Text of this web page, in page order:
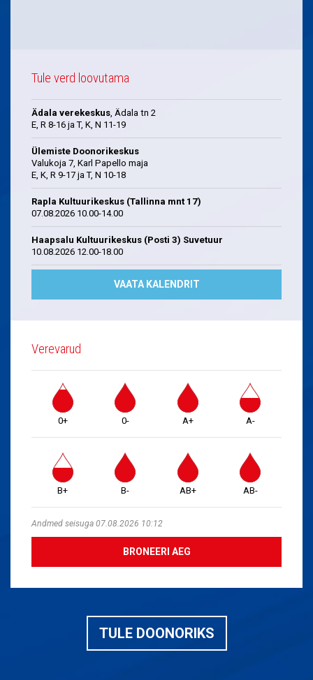
Tule verd loovutama
Ädala verekeskus , Ädala tn 2
E, R 8-16 ja T, K, N 11-19
Ülemiste Doonorikeskus
Valukoja 7, Karl Papello maja
E, K, R 9-17 ja T, N 10-18
Rapla Kultuurikeskus (Tallinna mnt 17)
07.08.2026 10.00-14.00
Haapsalu Kultuurikeskus (Posti 3) Suvetuur
10.08.2026 12.00-18.00
VAATA KALENDRIT
Verevarud
0+ 0- A+ A-
B+ B- AB+ AB-
Andmed seisuga 07.08.2026 10:12
BRONEERI AEG
TULE DOONORIKS